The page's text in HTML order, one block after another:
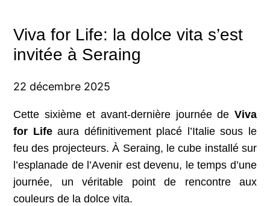
Viva for Life: la dolce vita s’est
invitée à Seraing
22 décembre 2025
Cette sixième et avant-dernière journée de Viva
for Lifeaura définitivement placé l’Italie sous le
feu des projecteurs. À Seraing, le cube installé sur
l’esplanade de l’Avenir est devenu, le temps d’une
journée, un véritable point de rencontre aux
couleurs de la dolce vita.